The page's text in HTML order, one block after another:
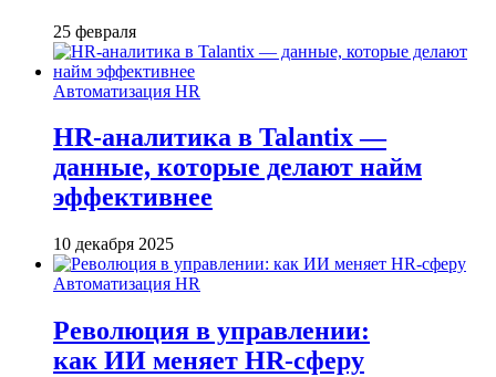
25 февраля
Автоматизация HR
HR-аналитика в Talantix —
данные, которые делают найм
эффективнее
10 декабря 2025
Автоматизация HR
Революция в управлении:
как ИИ меняет HR-сферу